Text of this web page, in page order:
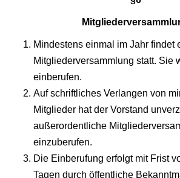
Mindestens einmal im Jahr findet
Mitgliederversammlung statt. Sie
einberufen.
Auf schriftliches Verlangen von
Mitglieder hat der Vorstand
außerordentliche
einzuberufen.
Die Einberufung erfolgt mit Frist
Tagen durch öffentliche